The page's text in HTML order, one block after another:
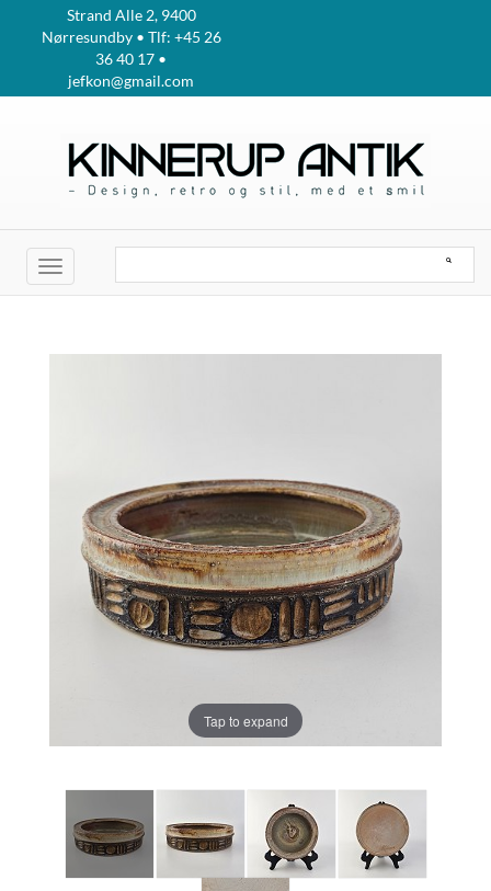
Strand Alle 2, 9400
Nørresundby • Tlf: +45 26
36 40 17 •
jefkon@gmail.com
Toggle
navigation
Tap to expand